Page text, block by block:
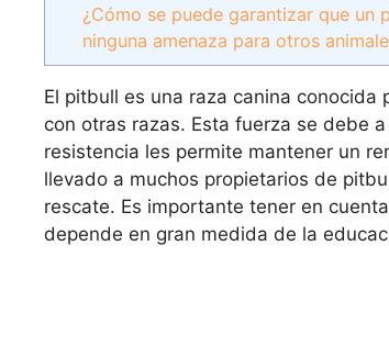
¿Cómo se puede garantizar que
ninguna amenaza para otros
El pitbull es una raza canina conocida
con otras razas. Esta fuerza se debe
resistencia les permite mantener un
llevado a muchos propietarios de
rescate. Es importante tener en
depende en gran medida de la